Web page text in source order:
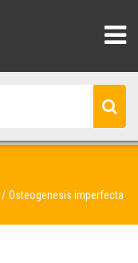
Osteogenesis imperfecta